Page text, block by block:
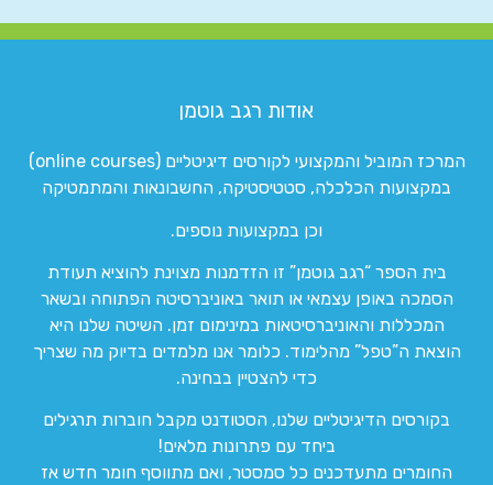
אודות רגב גוטמן
המרכז המוביל והמקצועי לקורסים דיגיטליים (online courses)
במקצועות הכלכלה, סטטיסטיקה, החשבונאות והמתמטיקה
וכן במקצועות נוספים.
בית הספר “רגב גוטמן” זו הזדמנות מצוינת להוציא תעודת
הסמכה באופן עצמאי או תואר באוניברסיטה הפתוחה ובשאר
המכללות והאוניברסיטאות במינימום זמן. השיטה שלנו היא
הוצאת ה”טפל” מהלימוד. כלומר אנו מלמדים בדיוק מה שצריך
כדי להצטיין בבחינה.
בקורסים הדיגיטליים שלנו, הסטודנט מקבל חוברות תרגילים
ביחד עם פתרונות מלאים!
החומרים מתעדכנים כל סמסטר, ואם מתווסף חומר חדש אז